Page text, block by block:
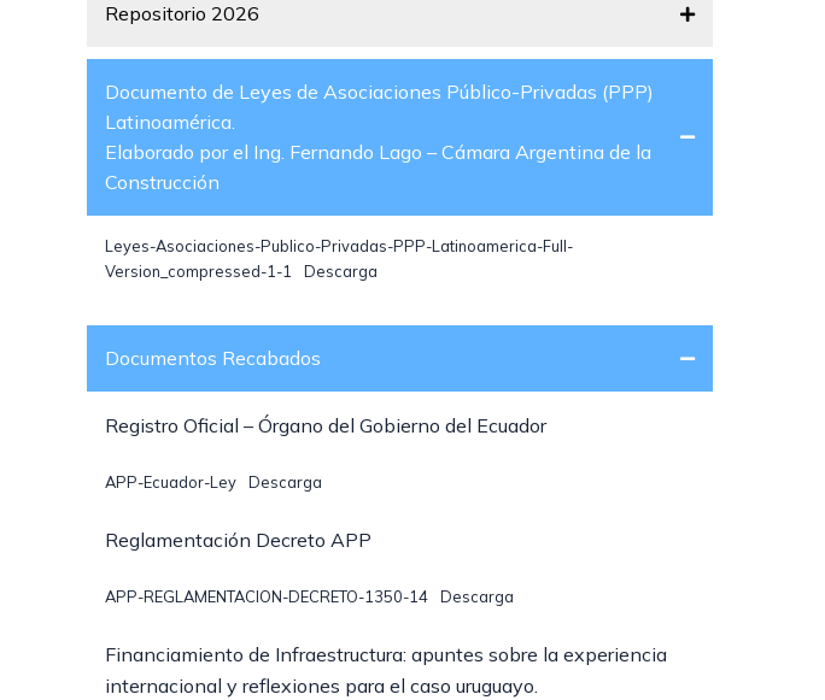
Repositorio 2026
Documento de Leyes de Asociaciones Público-Privadas (PPP)
Latinoamérica.
Elaborado por el Ing. Fernando Lago – Cámara Argentina de la
Construcción
Leyes-Asociaciones-Publico-Privadas-PPP-Latinoamerica-Full-
Version_compressed-1-1
Descarga
Documentos Recabados
Registro Oficial – Órgano del Gobierno del Ecuador
APP-Ecuador-Ley Descarga
Reglamentación Decreto APP
APP-REGLAMENTACION-DECRETO-1350-14 Descarga
Financiamiento de Infraestructura: apuntes sobre la experiencia
internacional y reflexiones para el caso uruguayo.